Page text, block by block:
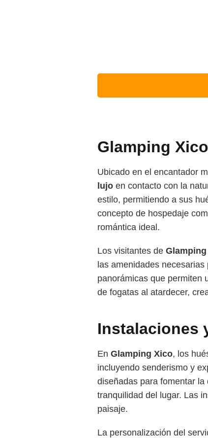
Glamping Xico
Ubicado en el encantador
lujo en contacto con la
estilo, permitiendo a sus
concepto de hospedaje
romántica ideal.
Los visitantes de
las amenidades
panorámicas que permiten
de fogatas al atardecer,
Instalaciones
En Glamping Xico, los
incluyendo senderismo y
diseñadas para fomentar
tranquilidad del lugar. Las
paisaje.
La personalización del